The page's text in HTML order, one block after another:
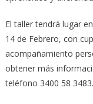
El taller tendrá lugar
14 de Febrero, con
acompañamiento
obtener más
teléfono 3400 58 3483.